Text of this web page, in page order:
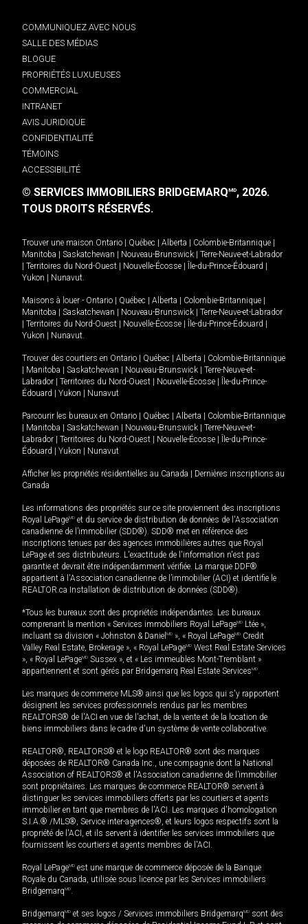
COMMUNIQUEZ AVEC NOUS
SALLE DES MÉDIAS
BLOGUE
PROPRIÉTÉS LUXUEUSES
COMMERCIAL
INTRANET
AVIS JURIDIQUE
CONFIDENTIALITÉ
TÉMOINS
ACCESSIBILITÉ
© SERVICES IMMOBILIERS BRIDGEMARQMD, 2026.
TOUS DROITS RÉSERVÉS.
Trouver une maison Ontario Québec Alberta Colombie-Britannique
Manitoba
Saskatchewan Nouveau-Brunswick
Terre-Neuve-et-Labrador
Territoires du Nord-Ouest Nouvelle-Écosse Île-du-Prince-Édouard
Yukon
Nunavut.
Maisons à louer - Ontario Québec Alberta Colombie-Britannique
Manitoba
Saskatchewan Nouveau-Brunswick
Terre-Neuve-et-Labrador
Territoires du Nord-Ouest Nouvelle-Écosse Île-du-Prince-Édouard
Yukon
Nunavut.
Trouver des courtiers en Ontario Québec Alberta
Colombie-Britannique
Manitoba Saskatchewan Nouveau-Brunswick
Terre-Neuve-et-
Labrador
Territoires du Nord-Ouest Nouvelle-Écosse
Île-du-Prince-
Édouard
Yukon Nunavut
Parcourir les bureaux en Ontario Québec Alberta
Colombie-Britannique
Manitoba Saskatchewan Nouveau-Brunswick
Terre-Neuve-et-
Labrador
Territoires du Nord-Ouest Nouvelle-Écosse
Île-du-Prince-
Édouard
Yukon Nunavut
Afficher les propriétés résidentielles au Canada
Dernières inscriptions au
Canada
Les informations des propriétés sur ce site proviennent des inscriptions
Royal LePageMD et du service de distribution de données de l'Association
canadienne de l’immobilier (SDD®). SDD® met en référence des
inscriptions tenues par des agences immobilières autres que Royal
LePage et ses distributeurs. L'exactitude de l'information n'est pas
garantie et devrait être indépendamment vérifiée. La marque DDF®
appartient à l'Association canadienne de l’immobilier (ACI) et identifie le
REALTOR.ca Installation de distribution de données (SDD®).
*Tous les bureaux sont des propriétés indépendantes. Les bureaux
comprenant la mention « Services immobiliers Royal LePageMD Ltée »,
incluant sa division « Johnston & Daniel MD », « Royal LePageMD Credit
Valley Real Estate, Brokerage », « Royal LePageMD West Real Estate Services
», « Royal LePageMD Sussex », et « Les immeubles Mont-Tremblant »
appartiennent et sont gérés par Bridgemarq Real Estate ServicesMD.
Les marques de commerce MLS® ainsi que les logos qui s'y rapportent
désignent les services professionnels rendus par les membres
REALTORS® de l'ACI en vue de l'achat, de la vente et de la location de
biens immobiliers dans le cadre d'un système de vente collaborative.
REALTOR®, REALTORS® et le logo REALTOR® sont des marques
déposées de REALTOR® Canada Inc., une compagnie dont la National
Association of REALTORS® et l'Association canadienne de l’immobilier
sont propriétaires. Les marques de commerce REALTOR® servent à
distinguer les services immobiliers offerts par les courtiers et agents
immobilier en tant que membres de l'ACI. Les marques d'homologation
S.I.A.® /MLS®, Service inter-agences®, et leurs logos respectifs sont la
propriété de l'ACI, et ils servent à identifier les services immobiliers que
fournissent les courtiers et agents membres de l'ACI.
Royal LePageMD est une marque de commerce déposée de la Banque
Royale du Canada, utilisée sous licence par les Services immobiliers
BridgemarqMD.
BridgemarqMD et ses logos / Services immobiliers BridgemarqMD sont des